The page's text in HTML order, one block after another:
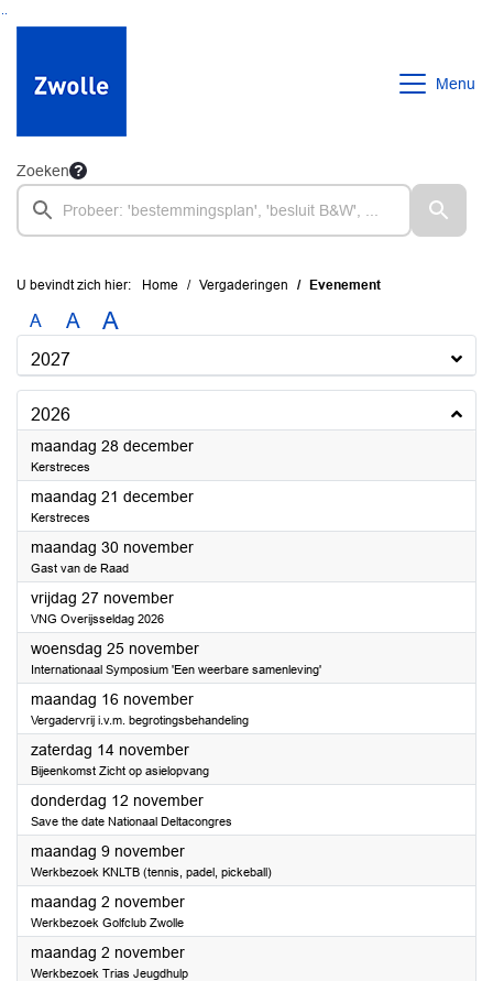
Ga naar de inhoud van deze pagina
Ga naar het zoeken
Ga naar het menu
Menu
Zoeken
U bevindt zich hier: Home Vergaderingen Evenement
A A A
2027
2026
maandag 28 december2026
Kerstreces
maandag 21 december2026
Kerstreces
maandag 30 november2026
Gast van de Raad
vrijdag 27 november2026
VNG Overijsseldag 2026
woensdag 25 november2026
Internationaal Symposium 'Een weerbare samenleving'
maandag 16 november2026
Vergadervrij i.v.m. begrotingsbehandeling
zaterdag 14 november2026
Bijeenkomst Zicht op asielopvang
donderdag 12 november2026
Save the date Nationaal Deltacongres
maandag 9 november2026
Werkbezoek KNLTB (tennis, padel, pickeball)
maandag 2 november2026
Werkbezoek Golfclub Zwolle
maandag 2 november2026
Werkbezoek Trias Jeugdhulp